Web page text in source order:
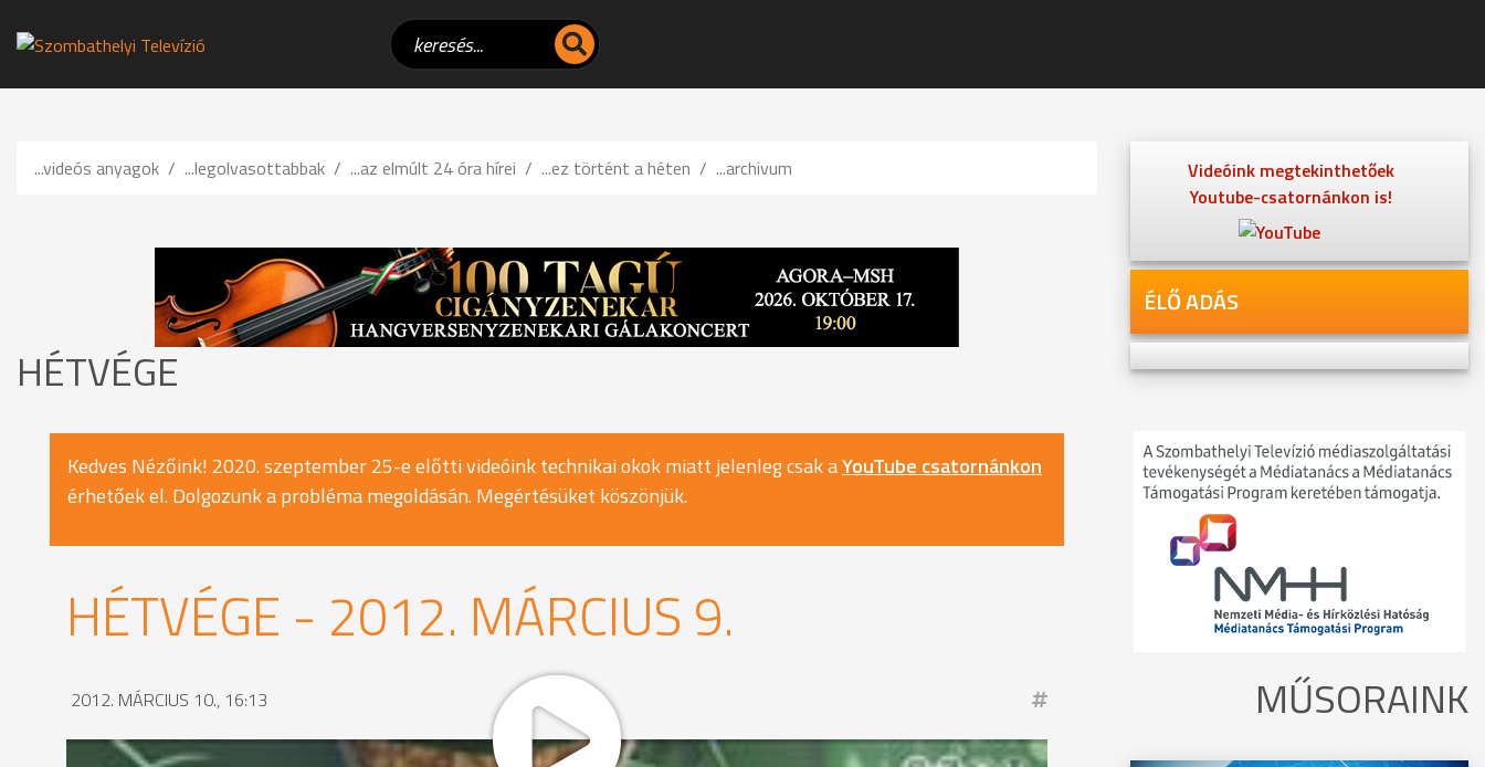
...videós anyagok ...legolvasottabbak ...az elmúlt 24 óra hírei ...ez történt a héten ...archivum
HÉTVÉGE
Kedves Nézőink! 2020. szeptember 25-e előtti videóink technikai okok miatt jelenleg csak aYouTube csatornánkon
érhetőek el. Dolgozunk a probléma megoldásán. Megértésüket köszönjük.
HÉTVÉGE - 2012. MÁRCIUS 9.
2012. MÁRCIUS 10., 16:13
Videóink megtekinthetőek
Youtube-csatornánkon is!
ÉLŐ ADÁS
MŰSORAINK